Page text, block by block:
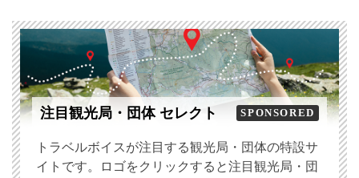
注目観光局・団体 セレクト SPONSORED
トラベルボイスが注目する観光局・団体の特設サ
イトです。ロゴをクリックすると注目観光局・団